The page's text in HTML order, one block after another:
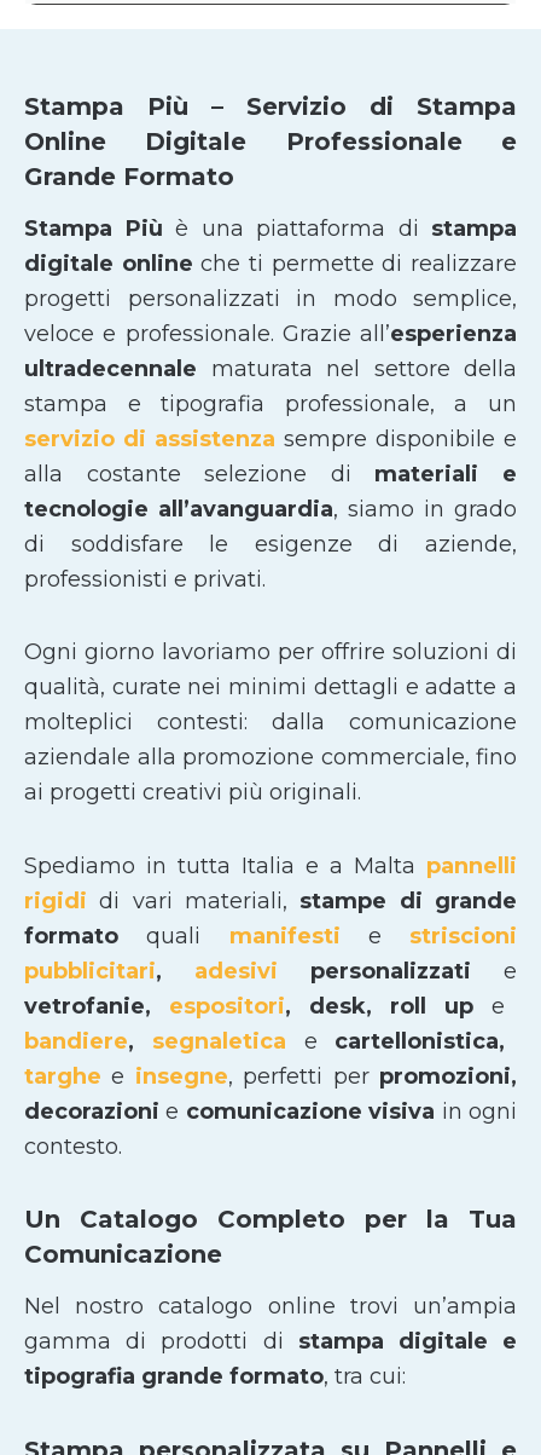
Stampa Più – Servizio di Stampa
Online Digitale Professionale e
Grande Formato
Stampa Più è una piattaforma di stampa
digitale online che ti permette di realizzare
progetti personalizzati in modo semplice,
veloce e professionale. Grazie all’esperienza
ultradecennale maturata nel settore della
stampa e tipografia professionale, a un
servizio di assistenza sempre disponibile e
alla costante selezione di materiali e
tecnologie all’avanguardia, siamo in grado
di soddisfare le esigenze di aziende,
professionisti e privati.
Ogni giorno lavoriamo per offrire soluzioni di
qualità, curate nei minimi dettagli e adatte a
molteplici contesti: dalla comunicazione
aziendale alla promozione commerciale, fino
ai progetti creativi più originali.
Spediamo in tutta Italia e a Malta pannelli
rigididi vari materiali, stampe di grande
formatoquali manifesti e striscioni
pubblicitari, adesivi personalizzati e
vetrofanie, espositori, desk, roll up e
bandiere, segnaletica e cartellonistica,
targhee insegne, perfetti per promozioni,
decorazionie comunicazione visiva in ogni
contesto.
Un Catalogo Completo per la Tua
Comunicazione
Nel nostro catalogo online trovi un’ampia
gamma di prodotti di stampa digitale e
tipografia grande formato, tra cui: